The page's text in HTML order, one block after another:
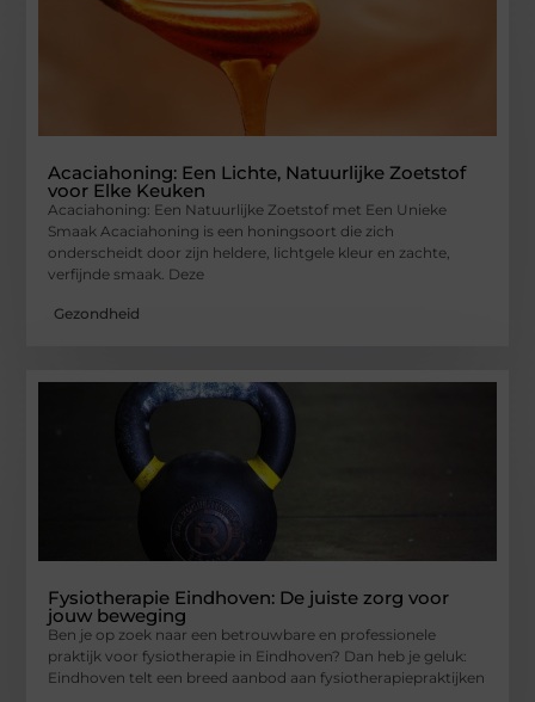
Acaciahoning: Een Lichte, Natuurlijke Zoetstof
voor Elke Keuken
Acaciahoning: Een Natuurlijke Zoetstof met Een Unieke
Smaak Acaciahoning is een honingsoort die zich
onderscheidt door zijn heldere, lichtgele kleur en zachte,
verfijnde smaak. Deze
Gezondheid
Fysiotherapie Eindhoven: De juiste zorg voor
jouw beweging
Ben je op zoek naar een betrouwbare en professionele
praktijk voor fysiotherapie in Eindhoven? Dan heb je geluk:
Eindhoven telt een breed aanbod aan fysiotherapiepraktijken